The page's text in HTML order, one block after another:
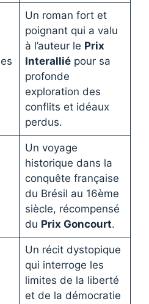
Un roman fort et
poignant qui a valu
à l’auteur le Prix
Interalliépour sa
profonde
exploration des
conflits et idéaux
perdus.
Un voyage
historique dans la
conquête française
du Brésil au 16ème
siècle, récompensé
du Prix Goncourt.
Un récit dystopique
qui interroge les
limites de la liberté
et de la démocratie